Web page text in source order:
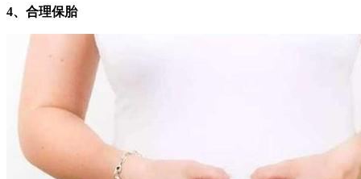
4、合理保胎